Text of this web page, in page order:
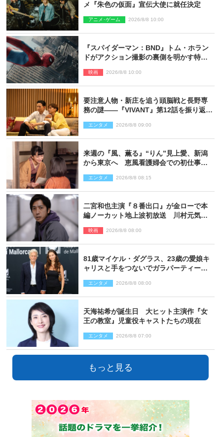
メ『朱色の仮面』宣伝大使に就任決定
アニメ･ゲーム 2026/8/8 10:00
『スパイダーマン：BND』トム・ホラン
ドがアクション撮影の裏側を明かす特別
映画 2026/8/8 10:00
要注意人物・新庄を追う頭脳戦と長野専
務の謎――『VIVANT』第12話を振り返
エンタメ 2026/8/8 09:00
来週の『風、薫る』“りん”見上愛、新潟
から東京へ 恵風看護婦会での初仕事に
エンタメ 2026/8/8 08:15
二宮和也主演『８番出口』が金ローで本
編ノーカット地上波初放送 川村元気監
映画 2026/8/8 08:00
81歳マイケル・ダグラス、23歳の愛娘キ
ャリスと手をつないでガラパーティーに
エンタメ 2026/8/8 08:00
天海祐希が誕生日 大ヒット主演作『女
王の教室』児童役キャストたちの現在
エンタメ 2026/8/8 07:00
もっと見る